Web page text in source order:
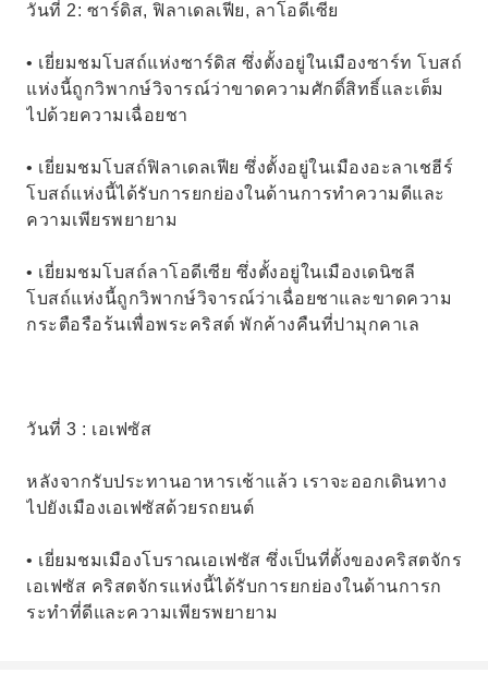
วันที่ 2: ซาร์ดิส, ฟิลาเดลเฟีย, ลาโอดีเซีย
• เยี่ยมชมโบสถ์แห่งซาร์ดิส ซึ่งตั้งอยู่ในเมืองซาร์ท โบสถ์
แห่งนี้ถูกวิพากษ์วิจารณ์ว่าขาดความศักดิ์สิทธิ์และเต็ม
ไปด้วยความเฉื่อยชา
• เยี่ยมชมโบสถ์ฟิลาเดลเฟีย ซึ่งตั้งอยู่ในเมืองอะลาเชฮีร์
โบสถ์แห่งนี้ได้รับการยกย่องในด้านการทำความดีและ
ความเพียรพยายาม
• เยี่ยมชมโบสถ์ลาโอดีเซีย ซึ่งตั้งอยู่ในเมืองเดนิซลี
โบสถ์แห่งนี้ถูกวิพากษ์วิจารณ์ว่าเฉื่อยชาและขาดความ
กระตือรือร้นเพื่อพระคริสต์ พักค้างคืนที่ปามุกคาเล
วันที่ 3 : เอเฟซัส
หลังจากรับประทานอาหารเช้าแล้ว เราจะออกเดินทาง
ไปยังเมืองเอเฟซัสด้วยรถยนต์
• เยี่ยมชมเมืองโบราณเอเฟซัส ซึ่งเป็นที่ตั้งของคริสตจักร
เอเฟซัส คริสตจักรแห่งนี้ได้รับการยกย่องในด้านการก
ระทำที่ดีและความเพียรพยายาม